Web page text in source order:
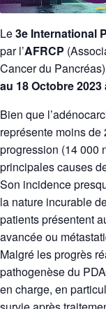
Le3e International
par l’AFRCP
Cancer du
au 18 Octobre
Bien que
représente moins
progression (14 000
principales causes
Son incidence
la nature incurable
patients présentent
avancée ou
Malgré les progrès
pathogenèse du
en charge, en